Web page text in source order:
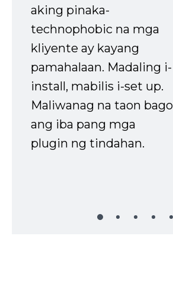
aking pinaka-
technophobic na mga
kliyente ay kayang
pamahalaan. Madaling i-
install, mabilis i-set up.
Maliwanag na taon bago
ang iba pang mga
plugin ng tindahan.